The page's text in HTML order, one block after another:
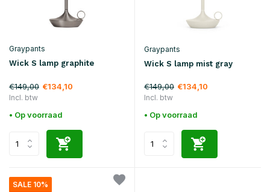
Graypants
Wick S lamp graphite
€149,00 €134,10
Incl. btw
• Op voorraad
Graypants
Wick S lamp mist gray
€149,00 €134,10
Incl. btw
• Op voorraad
SALE 10%